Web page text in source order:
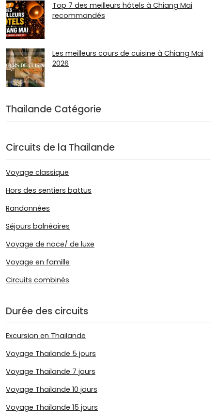
Top 7 des meilleurs hôtels à Chiang Mai
recommandés
Les meilleurs cours de cuisine à Chiang Mai
2026
Thailande Catégorie
Circuits de la Thailande
Voyage classique
Hors des sentiers battus
Randonnées
Séjours balnéaires
Voyage de noce/ de luxe
Voyage en famille
Circuits combinés
Durée des circuits
Excursion en Thaïlande
Voyage Thaïlande 5 jours
Voyage Thaïlande 7 jours
Voyage Thaïlande 10 jours
Voyage Thaïlande 15 jours